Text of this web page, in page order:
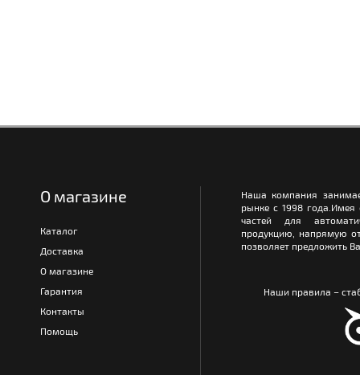
О магазине
Каталог
Доставка
О магазине
Гарантия
Контакты
Помощь
Наша компания
рынке с 1998
частей для
продукцию, напрямую
позволяет предложить
Наши правила –